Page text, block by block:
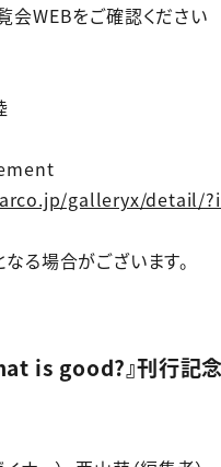
WEBをご確認ください
galleryx/detail/
る場合がございます。
is good?』刊行